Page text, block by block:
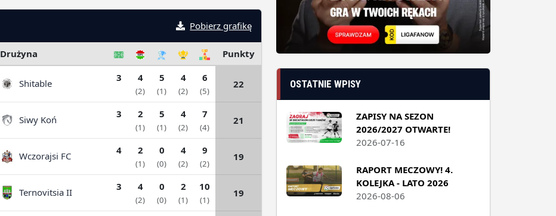
Pobierz grafikę
Drużyna Punkty
Shitable 3 4
(2)
5
(1)
4
(2)
6
(5)
22
Siwy Koń 3 2
(1)
5
(1)
4
(2)
7
(4)
21
Wczorajsi FC 4 2
(1)
0
(0)
4
(2)
9
(2)
19
Ternovitsia II 3 4
(2)
0
(0)
2
(1)
10
(1)
19
OSTATNIE WPISY
ZAPISY NA SEZON
2026/2027 OTWARTE!
2026-07-16
RAPORT MECZOWY! 4.
KOLEJKA - LATO 2026
2026-08-06